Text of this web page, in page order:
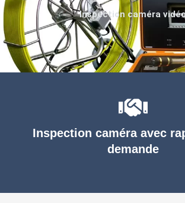
Inspection caméra avec
demande
Inspection caméra